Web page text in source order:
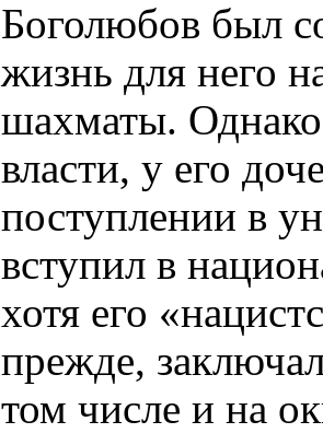
Боголюбов был
жизнь для него
шахматы. Однако
власти, у его
поступлении в
вступил в
хотя его
прежде,
том числе и на